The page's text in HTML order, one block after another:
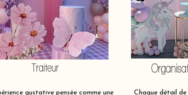
Traiteur
gustative pensée comme une
Chaque détail